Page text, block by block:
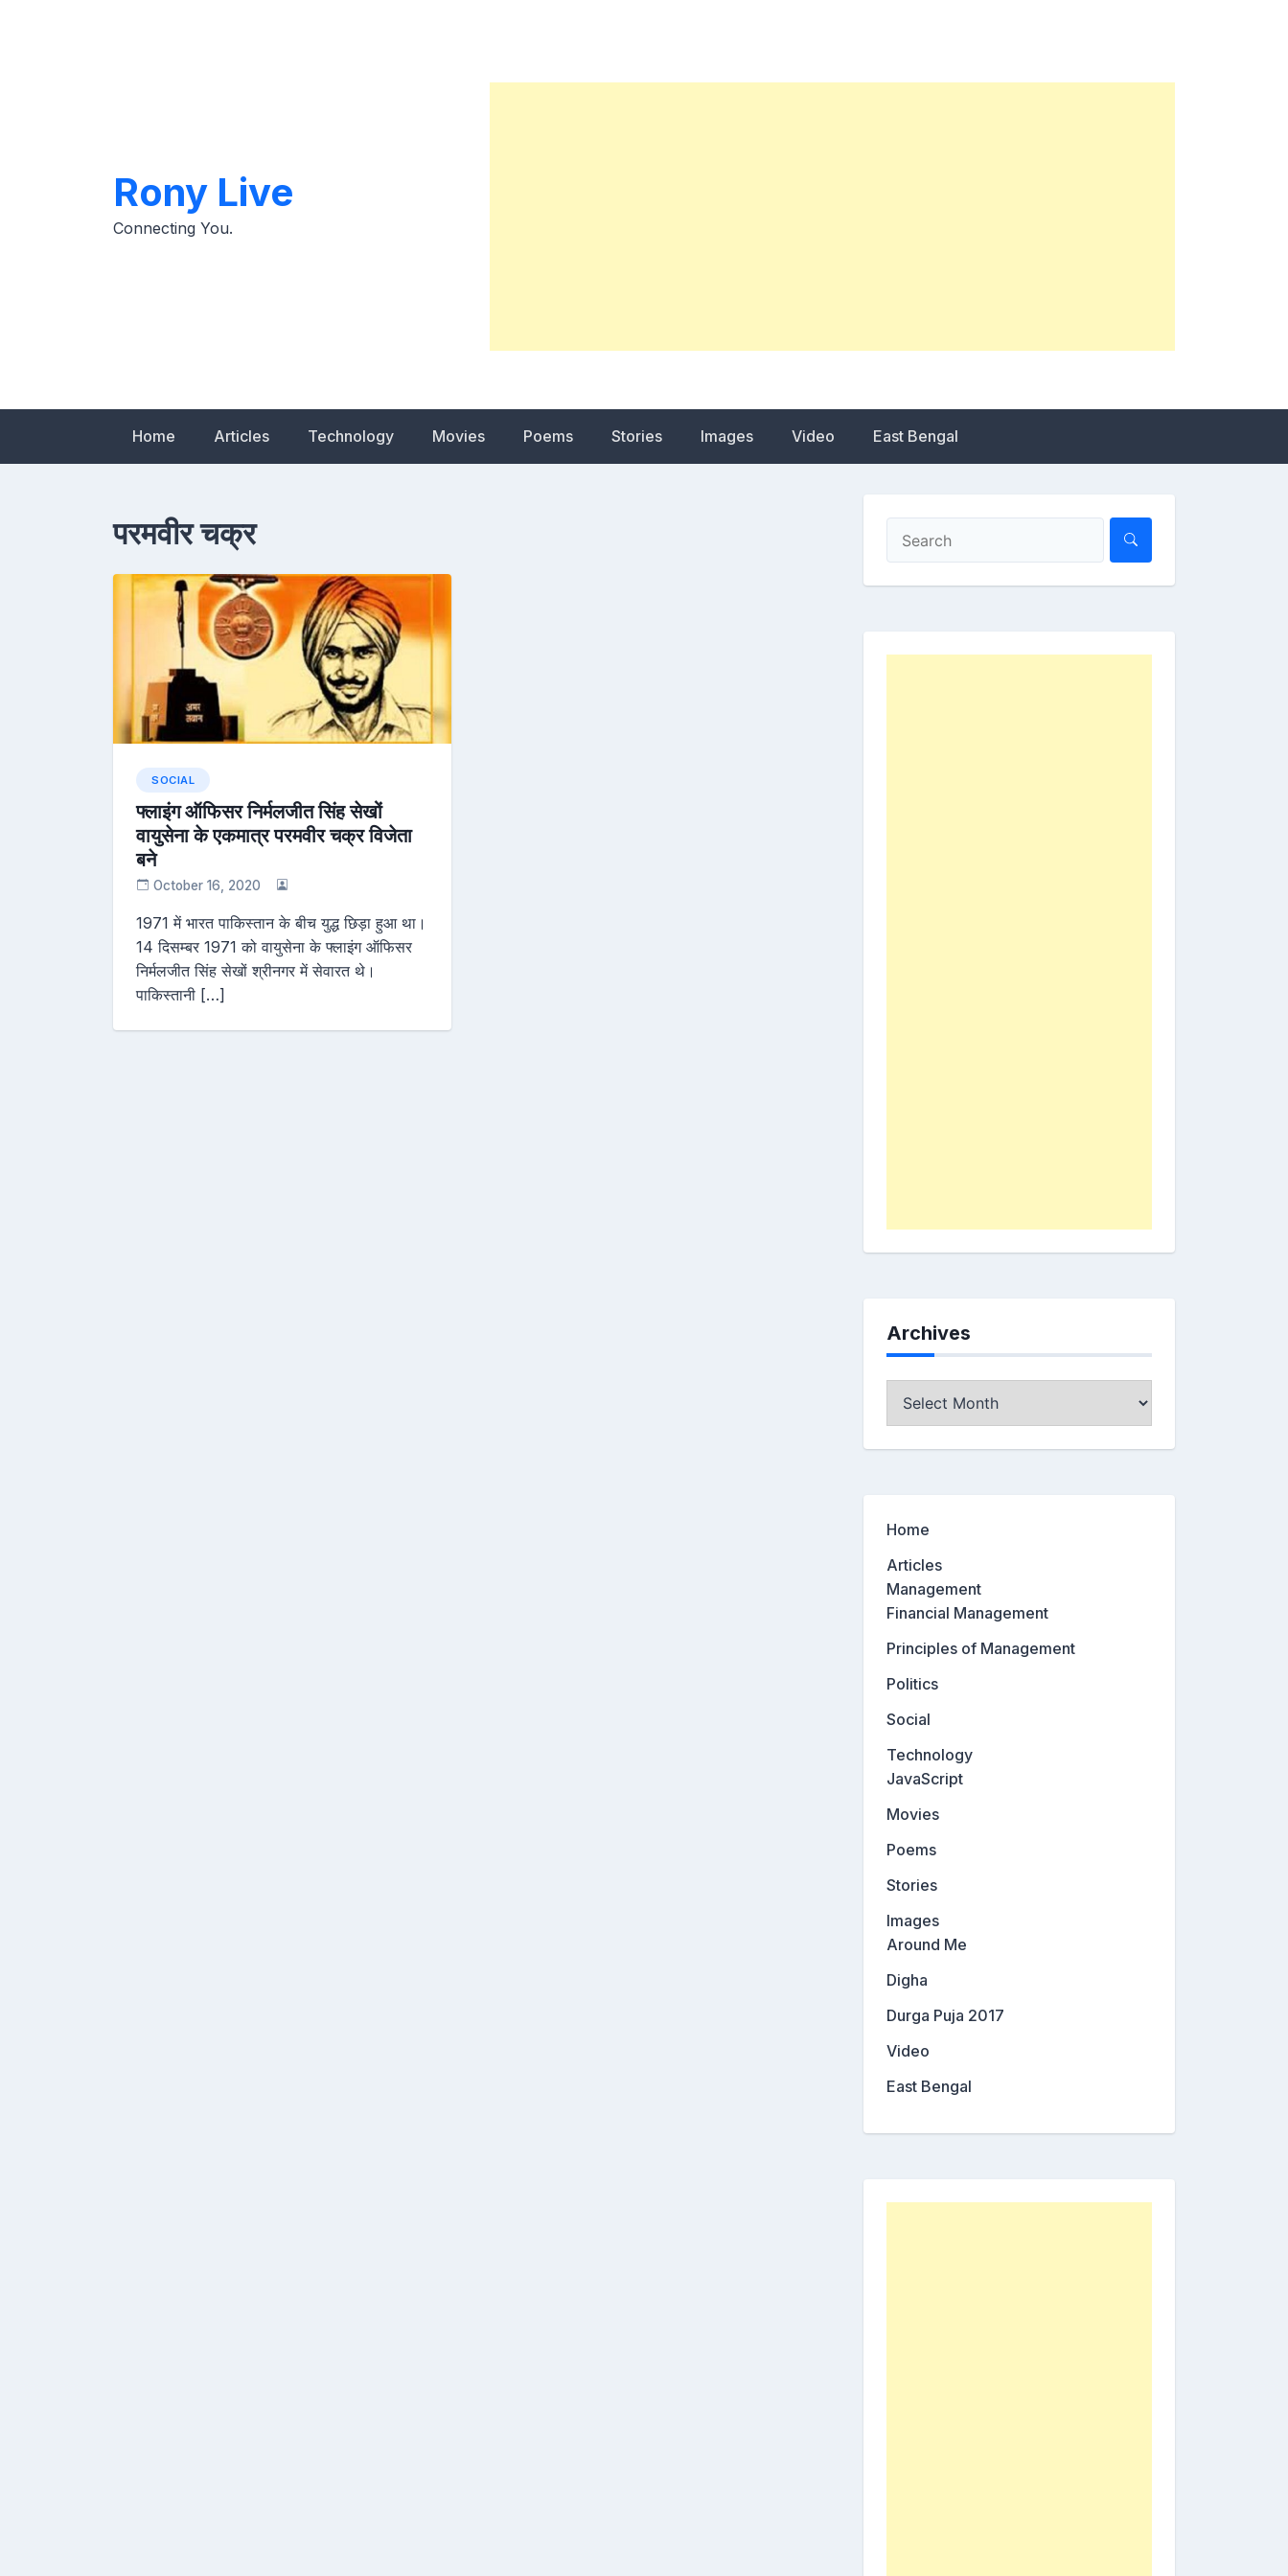
Rony Live
Connecting You.
Home Articles Technology Movies Poems Stories Images Video East Bengal
परमवीर चक्र
SOCIAL
फ्लाइंग ऑफिसर निर्मलजीत सिंह सेखों
वायुसेना के एकमात्र परमवीर चक्र विजेता
बने
October 16, 2020
1971 में भारत पाकिस्तान के बीच युद्ध छिड़ा हुआ था।
14 दिसम्बर 1971 को वायुसेना के फ्लाइंग ऑफिसर
निर्मलजीत सिंह सेखों श्रीनगर में सेवारत थे।
पाकिस्तानी […]
Archives
Home
Articles
Management
Financial Management
Principles of Management
Politics
Social
Technology
JavaScript
Movies
Poems
Stories
Images
Around Me
Digha
Durga Puja 2017
Video
East Bengal